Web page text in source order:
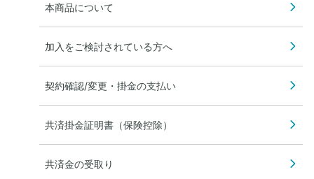
本商品について
加入をご検討されている方へ
契約確認/変更・掛金の支払い
共済掛金証明書（保険控除）
共済金の受取り